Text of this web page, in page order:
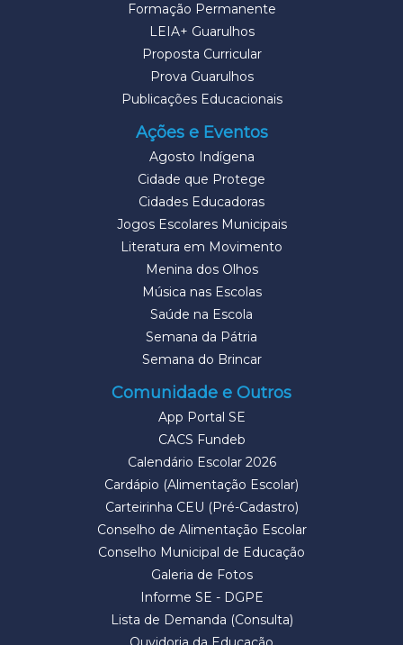
Formação Permanente
LEIA+ Guarulhos
Proposta Curricular
Prova Guarulhos
Publicações Educacionais
Ações e Eventos
Agosto Indígena
Cidade que Protege
Cidades Educadoras
Jogos Escolares Municipais
Literatura em Movimento
Menina dos Olhos
Música nas Escolas
Saúde na Escola
Semana da Pátria
Semana do Brincar
Comunidade e Outros
App Portal SE
CACS Fundeb
Calendário Escolar 2026
Cardápio (Alimentação Escolar)
Carteirinha CEU (Pré-Cadastro)
Conselho de Alimentação Escolar
Conselho Municipal de Educação
Galeria de Fotos
Informe SE - DGPE
Lista de Demanda (Consulta)